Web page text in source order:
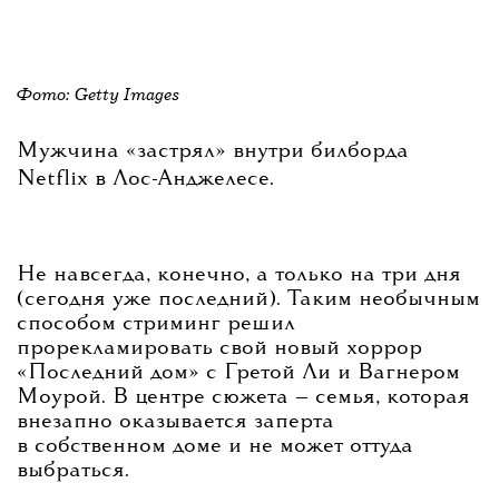
Фото: Getty Images
Мужчина «застрял» внутри билборда
Netflix в Лос-Анджелесе.
Не навсегда, конечно, а только на три дня
(сегодня уже последний). Таким необычным
способом стриминг решил
прорекламировать свой новый хоррор
«Последний дом» с Гретой Ли и Вагнером
Моурой. В центре сюжета — семья, которая
внезапно оказывается заперта
в собственном доме и не может оттуда
выбраться.